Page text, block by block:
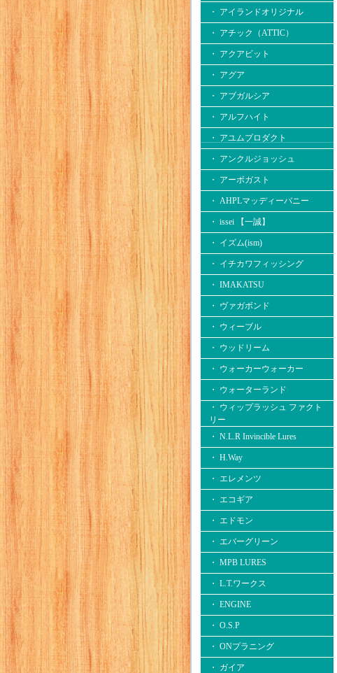
・ アイランドオリジナル
・ アチック（ATTIC）
・ アクアビット
・ アグア
・ アブガルシア
・ アルフハイト
・ アユムプロダクト
・ アンクルジョッシュ
・ アーボガスト
・ AHPLマッディーバニー
・ issei 【一誠】
・ イズム(ism)
・ イチカワフィッシング
・ IMAKATSU
・ ヴァガボンド
・ ウィーブル
・ ウッドリーム
・ ウォーカーウォーカー
・ ウォーターランド
・ ウィップラッシュ ファクト
リー
・ N.L.R Invincible Lures
・ H.Way
・ エレメンツ
・ エコギア
・ エドモン
・ エバーグリーン
・ MPB LURES
・ L.T.ワークス
・ ENGINE
・ O.S.P
・ ONプラニング
・ ガイア